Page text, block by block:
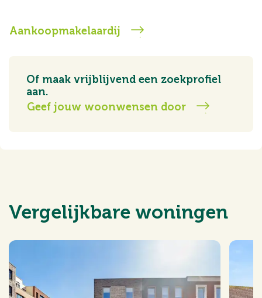
Aankoopmakelaardij
Of maak vrijblijvend een zoekprofiel
aan.
Geef jouw woonwensen door
Vergelijkbare woningen